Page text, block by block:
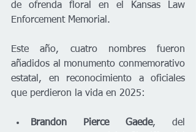
de ofrenda floral en el Kansas Law
Enforcement Memorial.
Este año, cuatro nombres fueron
añadidos al monumento conmemorativo
estatal, en reconocimiento a oficiales
que perdieron la vida en 2025:
Brandon Pierce Gaede, del